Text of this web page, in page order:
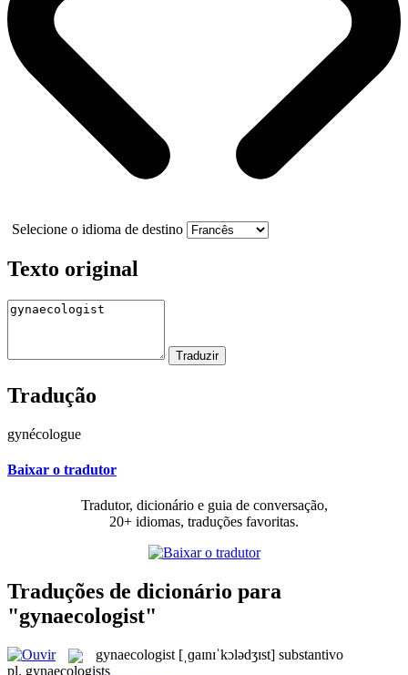
Selecione o idioma de destino
Texto original
Tradução
gynécologue
Baixar o tradutor
Tradutor, dicionário e guia de conversação,
20+ idiomas, traduções favoritas.
Traduções de dicionário para
"gynaecologist"
gynaecologist [ˌɡaɪnɪˈkɔlədʒɪst] substantivo
pl. gynaecologists